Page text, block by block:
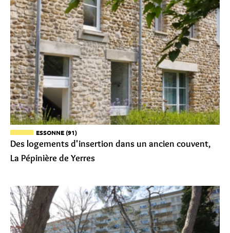
ESSONNE (91)
Des logements d'insertion dans un ancien couvent,
La Pépinière de Yerres